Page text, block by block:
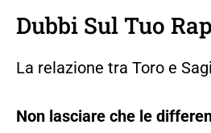
Dubbi Sul Tuo
La relazione tra Toro e
Non lasciare che le